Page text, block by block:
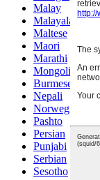
Malay
Malayalam
Maltese
Maori
Marathi
Mongolian
Burmese
Nepali
Norwegian
Pashto
Persian
Punjabi
Serbian
Sesotho